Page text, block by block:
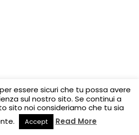
essere sicuri che tu possa avere
sul nostro sito. Se continui a
sito noi consideriamo che tu sia
Accept Read More